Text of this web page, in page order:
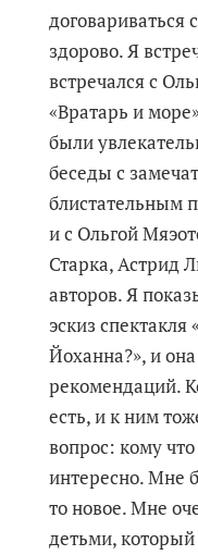
договариваться
здорово. Я
встречался с
«Вратарь и
были
беседы с
блистательным
и с Ольгой
Старка, Астрид
авторов. Я
эскиз
Йоханна?», и
рекомендаций.
есть, и к ним
вопрос: кому
интересно. Мне
то новое. Мне
детьми,